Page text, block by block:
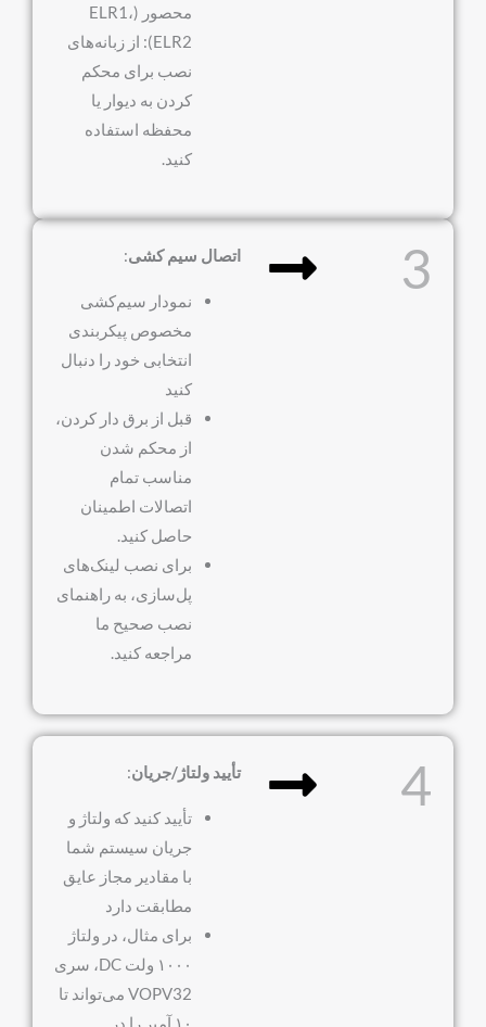
محصور (ELR1،
ELR2): از زبانه‌های
نصب برای محکم
کردن به دیوار یا
محفظه استفاده
کنید.
3 اتصال سیم کشی:
نمودار سیم‌کشی
مخصوص پیکربندی
انتخابی خود را دنبال
کنید
قبل از برق دار کردن،
از محکم شدن
مناسب تمام
اتصالات اطمینان
حاصل کنید.
برای نصب لینک‌های
پل‌سازی، به راهنمای
نصب صحیح ما
مراجعه کنید.
4 تأیید ولتاژ/جریان:
تأیید کنید که ولتاژ و
جریان سیستم شما
با مقادیر مجاز عایق
مطابقت دارد
برای مثال، در ولتاژ
۱۰۰۰ ولت DC، سری
VOPV32 می‌تواند تا
۱۰ آمپر را در